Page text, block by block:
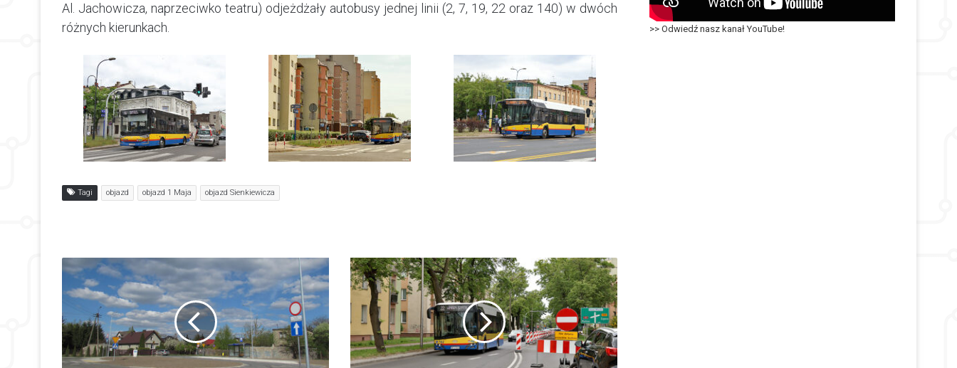
Al. Jachowicza, naprzeciwko teatru) odjeżdżały autobusy jednej linii (2, 7, 19, 22 oraz 140) w dwóch
różnych kierunkach.
Tagi objazd objazd 1 Maja objazd Sienkiewicza
>> Odwiedź nasz kanał YouTube!